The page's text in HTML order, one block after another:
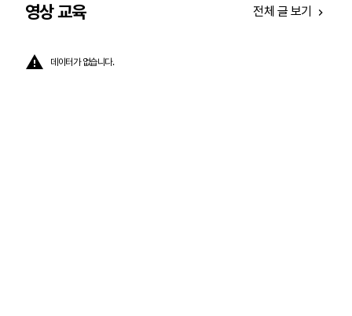
영상 교육 전체 글 보기
데이터가 없습니다.